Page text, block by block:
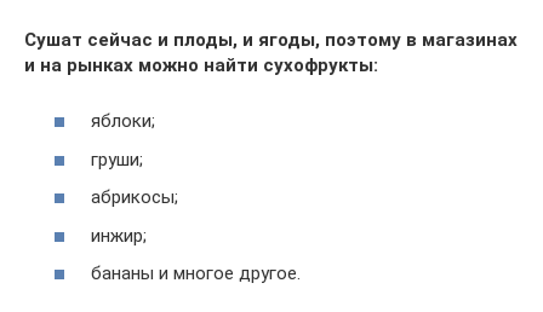
Сушат сейчас и плоды, и ягоды, поэтому в магазинах
и на рынках можно найти сухофрукты:
яблоки;
груши;
абрикосы;
инжир;
бананы и многое другое.